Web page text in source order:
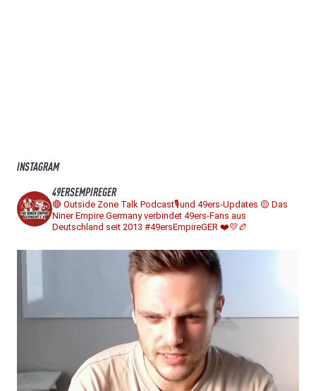
INSTAGRAM
49ERSEMPIREGER
🔴 Outside Zone Talk Podcast🎙️und 49ers-Updates 🟡 Das
Niner Empire Germany verbindet 49ers-Fans aus
Deutschland seit 2013 #49ersEmpireGER ❤️💛🏉